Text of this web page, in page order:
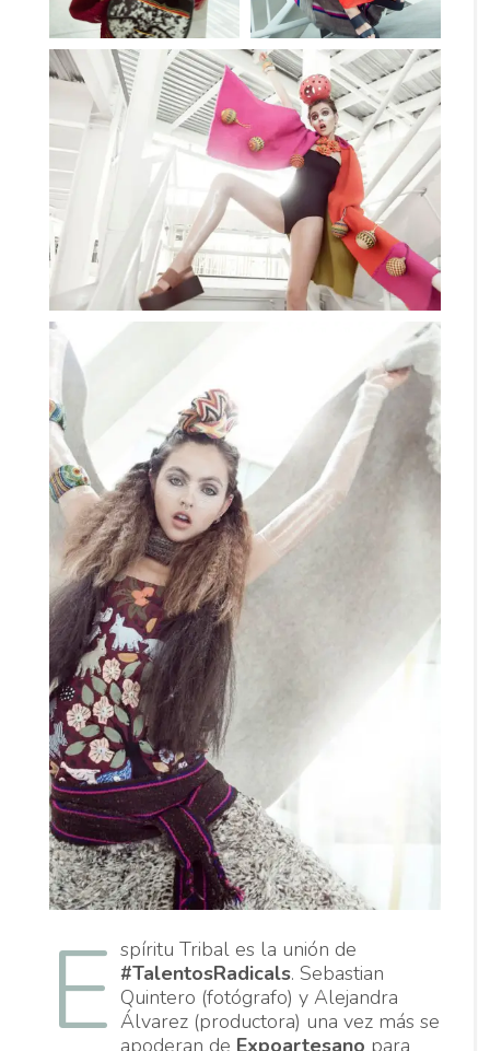
E spíritu Tribal es la unión de
#TalentosRadicals. Sebastian
Quintero (fotógrafo) y Alejandra
Álvarez (productora) una vez más se
apoderan de Expoartesano para